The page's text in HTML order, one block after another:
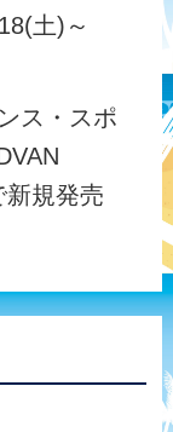
土)～
ス・スポ
新規発売